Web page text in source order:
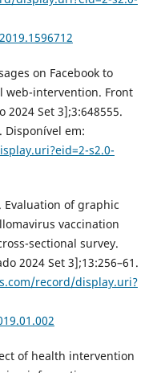
on Facebook to
web-intervention. Front
Set 3];3:648555.
Disponível em:
s2.0-
Evaluation of graphic
vaccination
sectional survey.
2024 Set 3];13:256–61.
record/display.uri?
of health intervention